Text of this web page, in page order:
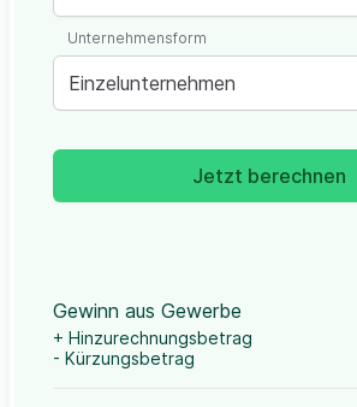
Einzelunternehmen
Unternehmensform
Jetzt berechnen
Gewinn aus Gewerbe
+ Hinzurechnungsbetrag
- Kürzungsbetrag